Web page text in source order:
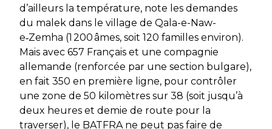
d’ailleurs la température, note les demandes
du malek dans le village de Qala-e-Naw-
e‑Zemha (1 200 âmes, soit 120 familles environ).
Mais avec 657 Français et une compagnie
allemande (renforcée par une section bulgare),
en fait 350 en première ligne, pour contrôler
une zone de 50 kilomètres sur 38 (soit jusqu’à
deux heures et demie de route pour la
traverser), le BATFRA ne peut pas faire de